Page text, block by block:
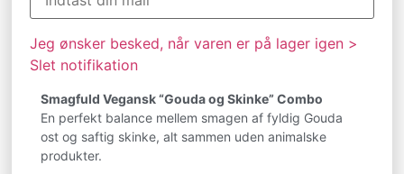
Jeg ønsker besked, når varen er på lager igen >
Slet notifikation
Smagfuld Vegansk “Gouda og Skinke” Combo
En perfekt balance mellem smagen af fyldig Gouda
ost og saftig skinke, alt sammen uden animalske
produkter.